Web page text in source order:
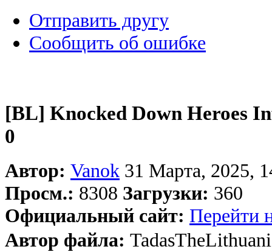
Отправить другу
Сообщить об ошибке
[BL] Knocked Down Heroes
0
Автор: Vanok 31 Марта, 2025,
Просм.: 8308 Загрузки: 360
Официальный сайт: Перейти
Автор файла: